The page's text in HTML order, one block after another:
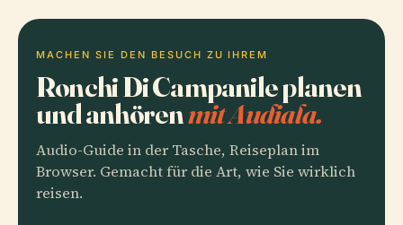
MACHEN SIE DEN BESUCH ZU IHREM
Ronchi Di Campanile planen
und anhörenmit Audiala.
Audio-Guide in der Tasche, Reiseplan im
Browser. Gemacht für die Art, wie Sie wirklich
reisen.